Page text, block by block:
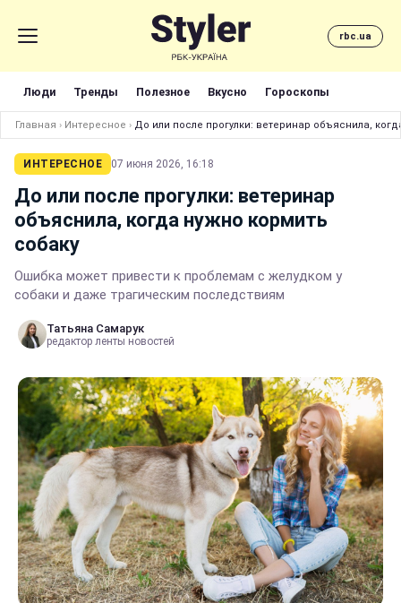
rbc.ua
Люди Тренды Полезное Вкусно Гороскопы
Главная › Интересное › До или после прогулки: ветеринар объяснила,
ИНТЕРЕСНОЕ 07 июня 2026, 16:18
До или после прогулки: ветеринар
объяснила, когда нужно кормить
собаку
Ошибка может привести к проблемам с желудком у
собаки и даже трагическим последствиям
Татьяна Самарук
редактор ленты новостей